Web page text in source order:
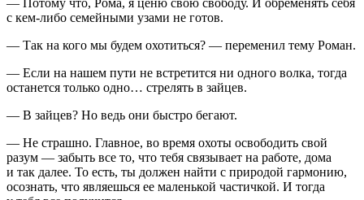
с кем-либо семейными узами не готов.
— Так на кого мы будем охотиться? — переменил тему Роман.
— Если на нашем пути не встретится ни одного волка, тогда
останется только одно… стрелять в зайцев.
— В зайцев? Но ведь они быстро бегают.
— Не страшно. Главное, во время охоты освободить свой
разум — забыть все то, что тебя связывает на работе, дома
и так далее. То есть, ты должен найти с природой гармонию,
осознать, что являешься ее маленькой частичкой. И тогда